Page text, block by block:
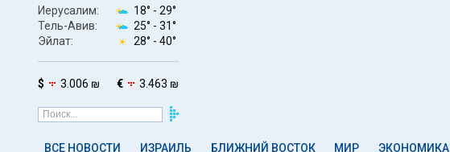
Иерусалим: 18° - 29°
Тель-Авив:
25° - 31°
Эйлат:
28° - 40°
$ 3.006 ₪ € 3.463 ₪
ВСЕ НОВОСТИ ИЗРАИЛЬ БЛИЖНИЙ ВОСТОК МИР ЭКОНОМИКА